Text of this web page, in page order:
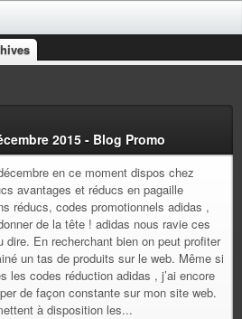
2015 - Blog Promo
en ce moment dispos chez
avantages et réducs en pagaille
réducs, codes promotionnels adidas ,
de la tête ! adidas nous ravie ces
dire. En recherchant bien on peut profiter
un tas de produits sur le web. Même si
les codes réduction adidas , j’ai encore
de façon constante sur mon site web.
à disposition les...